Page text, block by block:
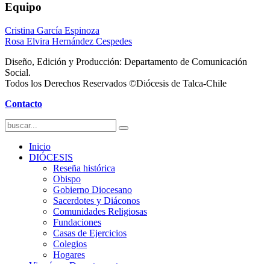
Equipo
Cristina García Espinoza
Rosa Elvira Hernández Cespedes
Diseño, Edición y Producción: Departamento de Comunicación
Social.
Todos los Derechos Reservados ©Diócesis de Talca-Chile
Contacto
Inicio
DIÓCESIS
Reseña histórica
Obispo
Gobierno Diocesano
Sacerdotes y Diáconos
Comunidades Religiosas
Fundaciones
Casas de Ejercicios
Colegios
Hogares